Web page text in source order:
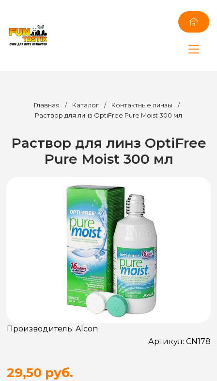
Главная / Каталог / Контактные линзы
/
Раствор для линз OptiFree Pure Moist 300 мл
Раствор для линз OptiFree
Pure Moist 300 мл
Производитель: Alcon
Артикул: CN178
29,50 руб.